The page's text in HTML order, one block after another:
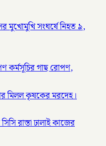
মুখোমুখি সংঘর্ষে নিহত ৯,
কর্মসূচির গাছ রোপণ,
মিলল কৃষকের মরদেহ।
রাস্তা ঢালাই কাজের